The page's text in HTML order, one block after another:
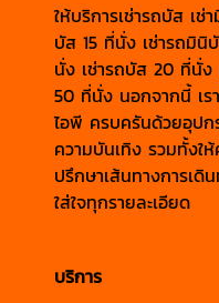
ให้บริการเช่ารถบัส เช่
บัส 15 ที่นั่ง เช่ารถมิ
นั่ง เช่ารถบัส 20 ที่นั่ง
50 ที่นั่งนอกจากนี้ เร
ไอพี ครบครันด้วยอุปก
ความบันเทิง รวมทั้งให้
ปรึกษาเส้นทางการเดิ
ใส่ใจทุกรายละเอียด
บริการ